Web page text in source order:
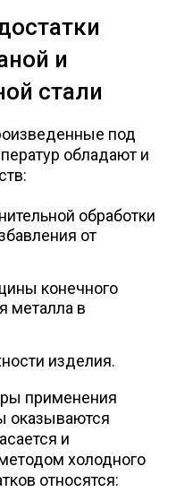
и
стали
под
обладают и
обработки
от
конечного
металла в
изделия.
применения
оказываются
и
холодного
относятся: